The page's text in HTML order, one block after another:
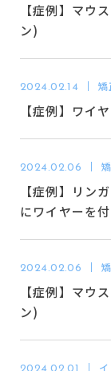
【症例】マウ
ン)
2024.02.14 矯
【症例】ワイ
2024.02.06
【症例】リン
にワイヤーを
2024.02.06
【症例】マウ
ン)